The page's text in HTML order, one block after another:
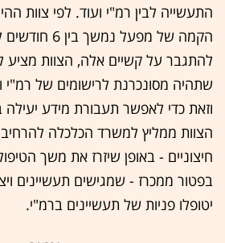
התעשייה לבין רמ"י ועוד. לפי צוות
להתגבר על קשיים אלה, הצוות מציע
שתהיה מסונכרנת לרישומים של
וזאת כדי לאפשר תעבורת מידע יעילה
הצוות ממליץ למשרד הכלכלה
חיצוניים - באופן שיזרז את משך
בפטור ממכרז - שמגישים תעשיינים
יטופלו פניות של תעשיינים ברמ"י.